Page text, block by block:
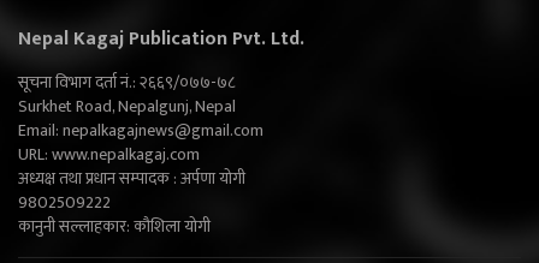
Nepal Kagaj Publication Pvt. Ltd.
सूचना विभाग दर्ता नं.: २६६९/०७७-७८
Surkhet Road, Nepalgunj, Nepal
Email:nepalkagajnews@gmail.com
URL: www.nepalkagaj.com
अध्यक्ष तथा प्रधान सम्पादक : अर्पणा योगी
9802509222
कानुनी सल्लाहकार: कौशिला योगी